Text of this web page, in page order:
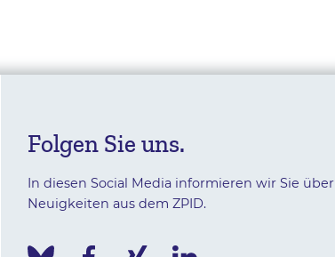
Folgen Sie uns.
In diesen Social Media informieren wir Sie über
Neuigkeiten aus dem ZPID.